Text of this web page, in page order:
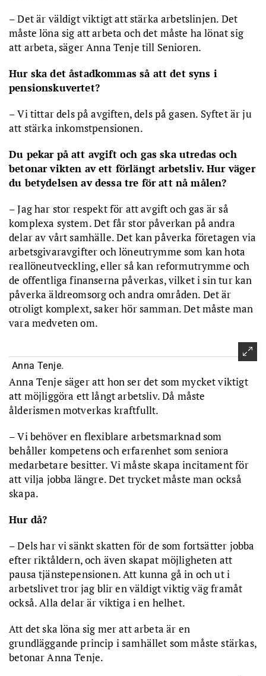
– Det är väldigt viktigt att stärka arbetslinjen. Det
måste löna sig att arbeta och det måste ha lönat sig
att arbeta, säger Anna Tenje till Senioren.
Hur ska det åstadkommas så att det syns i
pensionskuvertet?
– Vi tittar dels på avgiften, dels på gasen. Syftet är ju
att stärka inkomstpensionen.
Du pekar på att avgift och gas ska utredas och
betonar vikten av ett förlängt arbetsliv. Hur väger
du betydelsen av dessa tre för att nå målen?
– Jag har stor respekt för att avgift och gas är så
komplexa system. Det får stor påverkan på andra
delar av vårt samhälle. Det kan påverka företagen via
arbetsgivaravgifter och löneutrymme som kan hota
reallöneutveckling, eller så kan reformutrymme och
de offentliga finanserna påverkas, vilket i sin tur kan
påverka äldreomsorg och andra områden. Det är
otroligt komplext, saker hör samman. Det måste man
vara medveten om.
Anna Tenje.
Anna Tenje säger att hon ser det som mycket viktigt
att möjliggöra ett långt arbetsliv. Då måste
ålderismen motverkas kraftfullt.
– Vi behöver en flexiblare arbetsmarknad som
behåller kompetens och erfarenhet som seniora
medarbetare besitter. Vi måste skapa incitament för
att vilja jobba längre. Det trycket måste man också
skapa.
Hur då?
– Dels har vi sänkt skatten för de som fortsätter jobba
efter riktåldern, och även skapat möjligheten att
pausa tjänstepensionen. Att kunna gå in och ut i
arbetslivet tror jag blir en väldigt viktig väg framåt
också. Alla delar är viktiga i en helhet.
Att det ska löna sig mer att arbeta är en
grundläggande princip i samhället som måste stärkas,
betonar Anna Tenje.